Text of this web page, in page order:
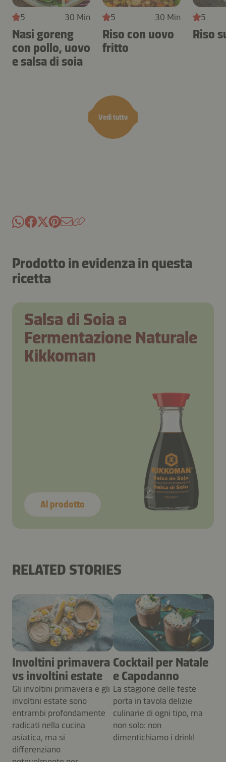
Vedi tutto
5 30 Min
Nasi goreng
con pollo, uovo
e salsa di soia
5 30 Min
Riso con uovo
fritto
5
Riso
Prodotto in evidenza in questa
ricetta
Salsa di Soia a
Fermentazione Naturale
Kikkoman
Al prodotto
RELATED STORIES
Involtini primavera
vs involtini estate
Gli involtini primavera e gli
involtini estate sono
entrambi profondamente
radicati nella cucina
asiatica, ma si
differenziano
Cocktail per Natale
e Capodanno
La stagione delle feste
porta in tavola delizie
culinarie di ogni tipo, ma
non solo: non
dimentichiamo i drink!